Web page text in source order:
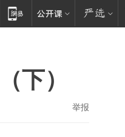
下）
举报